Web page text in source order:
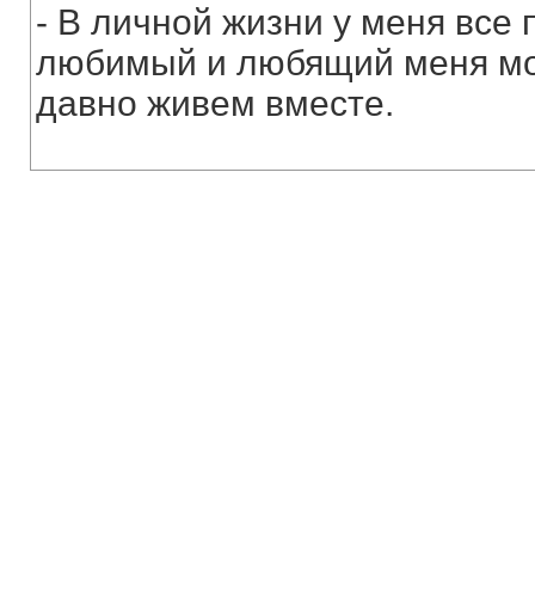
- В личной жизни у меня все
любимый и любящий меня
давно живем вместе.